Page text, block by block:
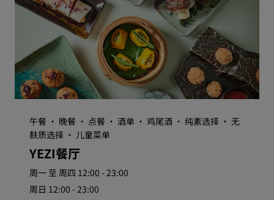
午餐 · 晚餐 · 点餐 · 酒单 · 鸡尾酒 · 纯素选择 · 无
麸质选择 · 儿童菜单
YEZI餐厅
周一 至 周四 12:00 - 23:00
周日 12:00 - 23:00